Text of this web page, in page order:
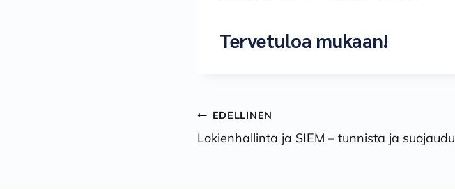
Tervetuloa mukaan!
Artikkelien
selaus
EDELLINEN
Lokienhallinta ja SIEM – tunnista ja suojaudu